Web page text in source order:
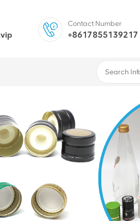
Contact Number
+8617855139217